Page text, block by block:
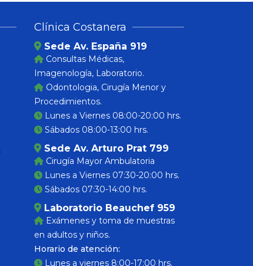
Clínica Costanera
Sede Av. España 919
Consultas Médicas,
Imagenología, Laboratorio.
Odontologia, Cirugía Menor y
Procedimientos.
Lunes a Viernes 08:00-20:00 hrs.
Sábados 08:00-13:00 hrs.
Sede Av. Arturo Prat 799
Cirugía Mayor Ambulatoria
Lunes a Viernes 07:30-20:00 hrs.
Sábados 07:30-14:00 hrs.
Laboratorio Beauchef 959
Exámenes y toma de muestras
en adultos y niños.
Horario de atención:
Lunes a viernes 8:00-17:00 hrs.